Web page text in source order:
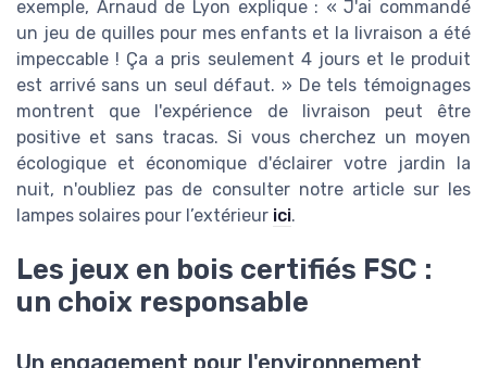
exemple, Arnaud de Lyon explique : « J'ai commandé
un jeu de quilles pour mes enfants et la livraison a été
impeccable ! Ça a pris seulement 4 jours et le produit
est arrivé sans un seul défaut. » De tels témoignages
montrent que l'expérience de livraison peut être
positive et sans tracas. Si vous cherchez un moyen
écologique et économique d'éclairer votre jardin la
nuit, n'oubliez pas de consulter notre article sur les
lampes solaires pour l’extérieur ici.
Les jeux en bois certifiés FSC :
un choix responsable